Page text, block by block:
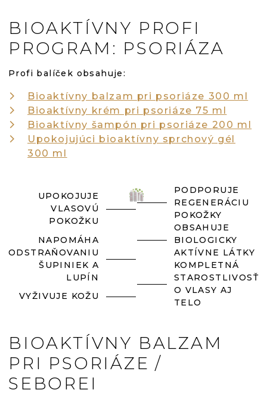
BIOAKTÍVNY PROFI
PROGRAM: PSORIÁZA
Profi balíček obsahuje:
Bioaktívny balzam pri psoriáze 300 ml
Bioaktívny krém pri psoriáze 75 ml
Bioaktívny šampón pri psoriáze 200 ml
Upokojujúci bioaktívny sprchový gél
300 ml
UPOKOJUJE
VLASOVÚ
POKOŽKU
NAPOMÁHA
ODSTRAŇOVANIU
ŠUPINIEK A
LUPÍN
VYŽIVUJE KOŽU
PODPORUJE
REGENERÁCIU
POKOŽKY
OBSAHUJE
BIOLOGICKY
AKTÍVNE LÁTKY
KOMPLETNÁ
STAROSTLIVOSŤ
O VLASY AJ
TELO
BIOAKTÍVNY BALZAM
PRI PSORIÁZE /
SEBOREI